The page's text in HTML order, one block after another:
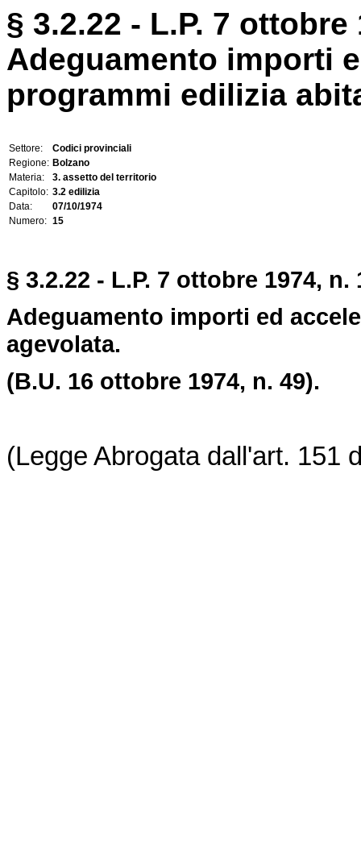
§ 3.2.22 - L.P. 7 ottobre
Adeguamento importi
programmi edilizia
Settore:
Codici provinciali
Regione: Bolzano
Materia:
3. assetto del territorio
Capitolo: 3.2 edilizia
Data:
07/10/1974
Numero: 15
§ 3.2.22 - L.P. 7 ottobre 1974, n.
Adeguamento importi ed
agevolata.
(B.U. 16 ottobre 1974, n. 49).
(Legge Abrogata dall'art. 151